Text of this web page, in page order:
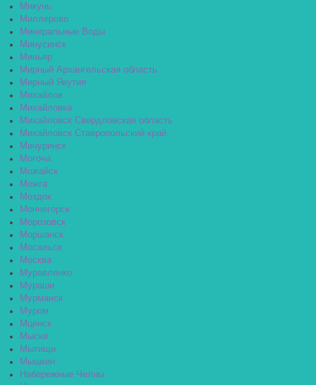
Микунь
Миллерово
Минеральные Воды
Минусинск
Миньяр
Мирный Архангельская область
Мирный Якутия
Михайлов
Михайловка
Михайловск Свердловская область
Михайловск Ставропольский край
Мичуринск
Могоча
Можайск
Можга
Моздок
Мончегорск
Морозовск
Моршанск
Мосальск
Москва
Муравленко
Мураши
Мурманск
Муром
Мценск
Мыски
Мытищи
Мышкин
Набережные Челны